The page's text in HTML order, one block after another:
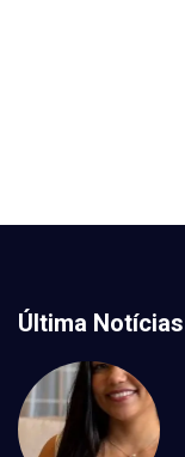
Última Notícias